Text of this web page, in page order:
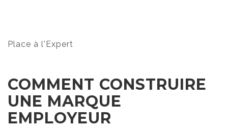
Place à l'Expert
COMMENT CONSTRUIRE
UNE MARQUE
EMPLOYEUR